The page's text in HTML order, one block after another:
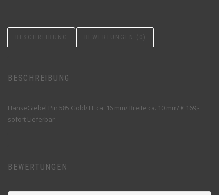
BESCHREIBUNG BEWERTUNGEN (0)
BESCHREIBUNG
HanseGiebel Pin 585 Gold/ H. ca. 16 mm/ Breite ca. 10 mm/ € 169,-
sofort Lieferbar
BEWERTUNGEN